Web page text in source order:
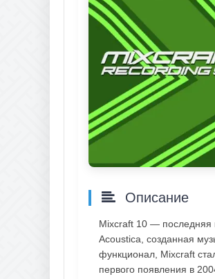
Описание
Mixcraft 10 — последняя
Acoustica, созданная
функционал, Mixcraft
первого появления в